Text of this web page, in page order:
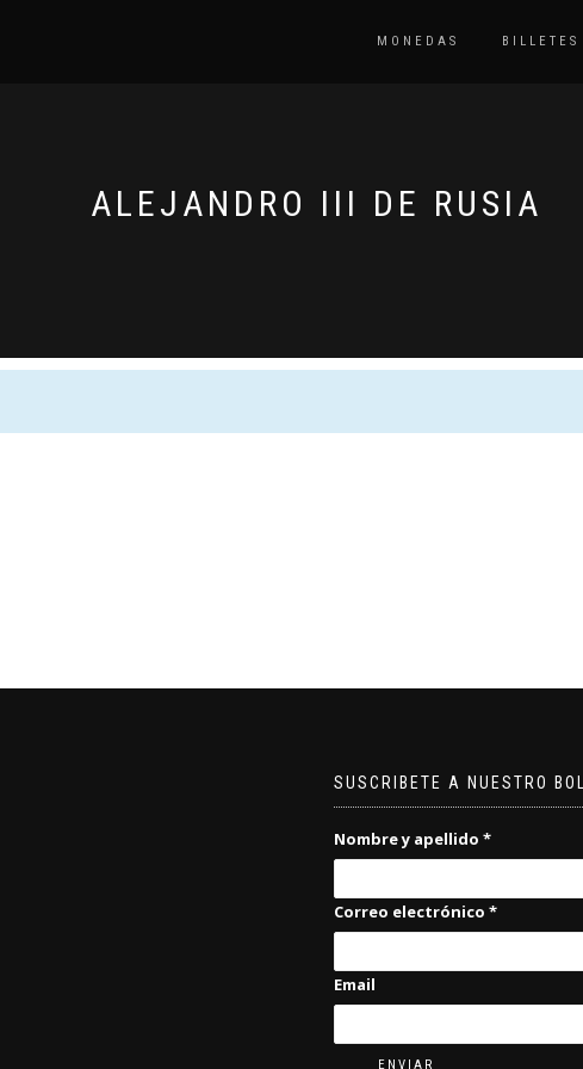
MONEDAS BILLETES
ALEJANDRO III DE RUSIA
SUSCRIBETE A NUESTRO
Nombre y apellido *
Correo electrónico *
Email
ENVIAR